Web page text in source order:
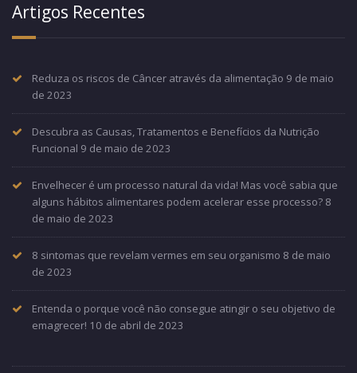
Artigos Recentes
Reduza os riscos de Câncer através da alimentação 9 de maio
de 2023
Descubra as Causas, Tratamentos e Benefícios da Nutrição
Funcional 9 de maio de 2023
Envelhecer é um processo natural da vida! Mas você sabia que
alguns hábitos alimentares podem acelerar esse processo? 8
de maio de 2023
8 sintomas que revelam vermes em seu organismo 8 de maio
de 2023
Entenda o porque você não consegue atingir o seu objetivo de
emagrecer! 10 de abril de 2023